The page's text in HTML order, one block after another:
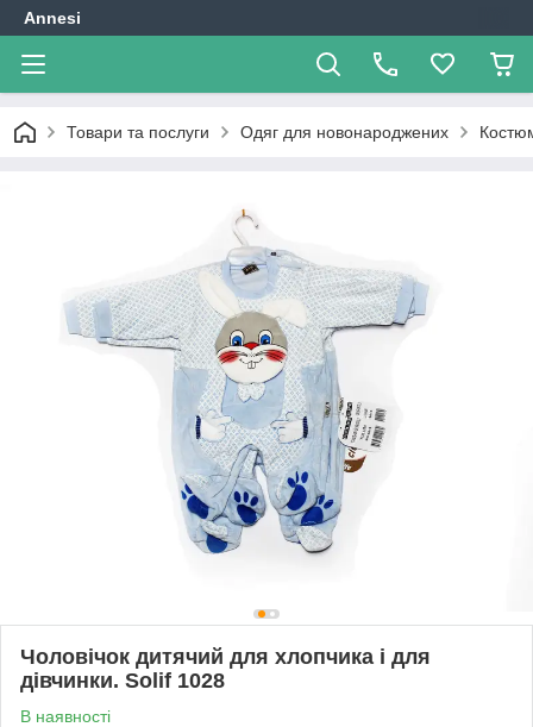
Annesi
Товари та послуги Одяг для новонароджених
Чоловічок дитячий для хлопчика і для
дівчинки. Solif 1028
В наявності